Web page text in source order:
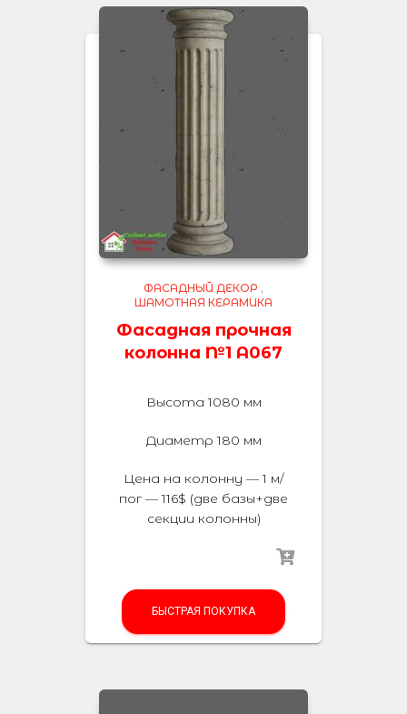
ФАСАДНЫЙ ДЕКОР ,
ШАМОТНАЯ КЕРАМИКА
Фасадная прочная
колонна №1 А067
Высота 1080 мм
Диаметр 180 мм
Цена на колонну — 1 м/
пог — 116$ (две базы+две
секции колонны)
БЫСТРАЯ ПОКУПКА